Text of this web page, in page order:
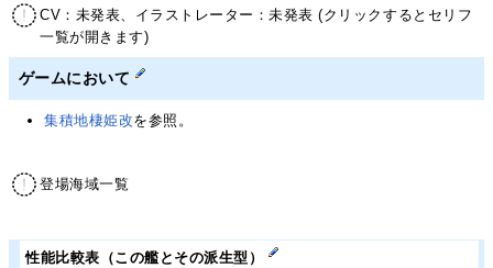
CV：未発表、イラストレーター：未発表 (クリックするとセリフ
一覧が開きます)
ゲームにおいて
集積地棲姫改を参照。
登場海域一覧
性能比較表（この艦とその派生型）